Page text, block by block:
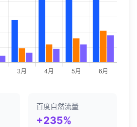
百度自然流量
+235%